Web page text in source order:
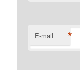
E-mail *